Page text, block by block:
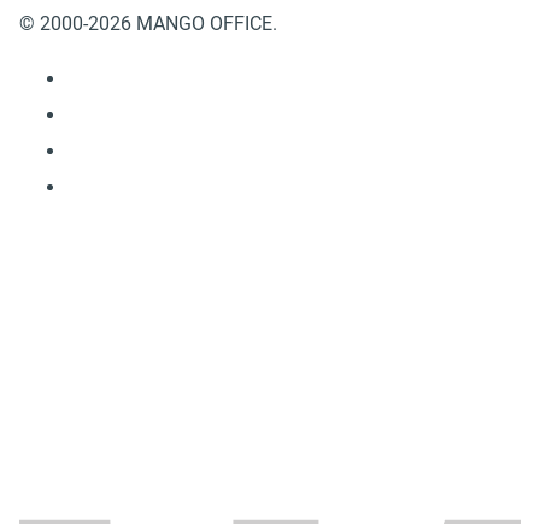
© 2000-2026 MANGO OFFICE.